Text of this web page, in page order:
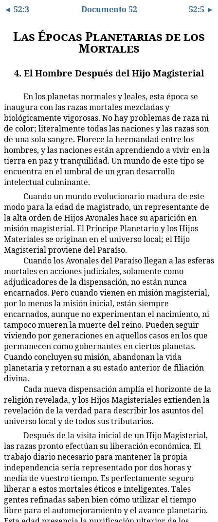
◄ 52:3 Documento 52 52:5 ►
Las Épocas Planetarias de los
Mortales
4. El Hombre Después del Hijo Magisterial
En los planetas normales y leales, esta época se
inaugura con las razas mortales mezcladas y
biológicamente vigorosas. No hay problemas de raza ni
de color; literalmente todas las naciones y las razas son
de una sola sangre. Florece la hermandad entre los
hombres, y las naciones están aprendiendo a vivir en la
tierra en paz y tranquilidad. Un mundo de este tipo se
encuentra en el umbral de un gran desarrollo
intelectual culminante.
Cuando un mundo evolucionario madura de este
modo para la edad de magistrado, un representante de
la alta orden de Hijos Avonales hace su aparición en
misión magisterial. El Príncipe Planetario y los Hijos
Materiales se originan en el universo local; el Hijo
Magisterial proviene del Paraíso.
Cuando los Avonales del Paraíso llegan a las esferas
mortales en acciones judiciales, solamente como
adjudicadores de la dispensación, no están nunca
encarnados. Pero cuando vienen en misión magisterial,
por lo menos la misión inicial, están siempre
encarnados, aunque no experimentan el nacimiento, ni
tampoco mueren la muerte del reino. Pueden seguir
viviendo por generaciones en aquellos casos en los que
permanecen como gobernantes en ciertos planetas.
Cuando concluyen su misión, abandonan la vida
planetaria y retornan a su estado anterior de filiación
divina.
Cada nueva dispensación amplía el horizonte de la
religión revelada, y los Hijos Magisteriales extienden la
revelación de la verdad para describir los asuntos del
universo local y de todos sus tributarios.
Después de la visita inicial de un Hijo Magisterial,
las razas pronto efectúan su liberación económica. El
trabajo diario necesario para mantener la propia
independencia sería representado por dos horas y
media de vuestro tiempo. Es perfectamente seguro
liberar a estos mortales éticos e inteligentes. Tales
gentes refinadas saben bien cómo utilizar el tiempo
libre para el automejoramiento y el avance planetario.